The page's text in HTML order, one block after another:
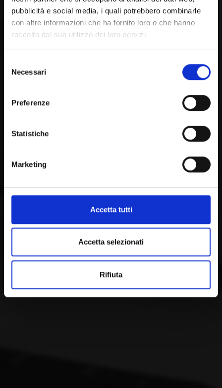
pubblicità e social media, i quali potrebbero combinarle
con altre informazioni che ha fornito loro o che hanno
raccolto dal suo utilizzo dei loro servizi.
delNecessari
Preferenze
Statistiche
Marketing
Accetta tutti
Accetta selezionati
Rifiuta